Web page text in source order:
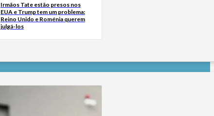
Irmãos Tate estão presos nos
EUA e Trump tem um problema:
Reino Unido e Roménia querem
julgá-los